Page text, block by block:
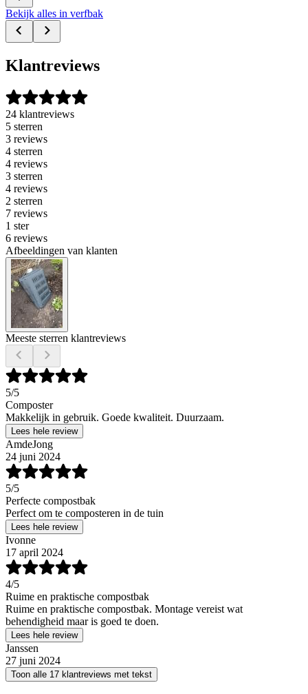
Bekijk alles in verfbak
Klantreviews
24 klantreviews
5 sterren
3 reviews
4 sterren
4 reviews
3 sterren
4 reviews
2 sterren
7 reviews
1 ster
6 reviews
Afbeeldingen van klanten
Meeste sterren klantreviews
5/5
Composter
Makkelijk in gebruik. Goede kwaliteit. Duurzaam.
Lees hele review
AmdeJong
24 juni 2024
5/5
Perfecte compostbak
Perfect om te composteren in de tuin
Lees hele review
Ivonne
17 april 2024
4/5
Ruime en praktische compostbak
Ruime en praktische compostbak. Montage vereist wat
behendigheid maar is goed te doen.
Lees hele review
Janssen
27 juni 2024
Toon alle 17 klantreviews met tekst